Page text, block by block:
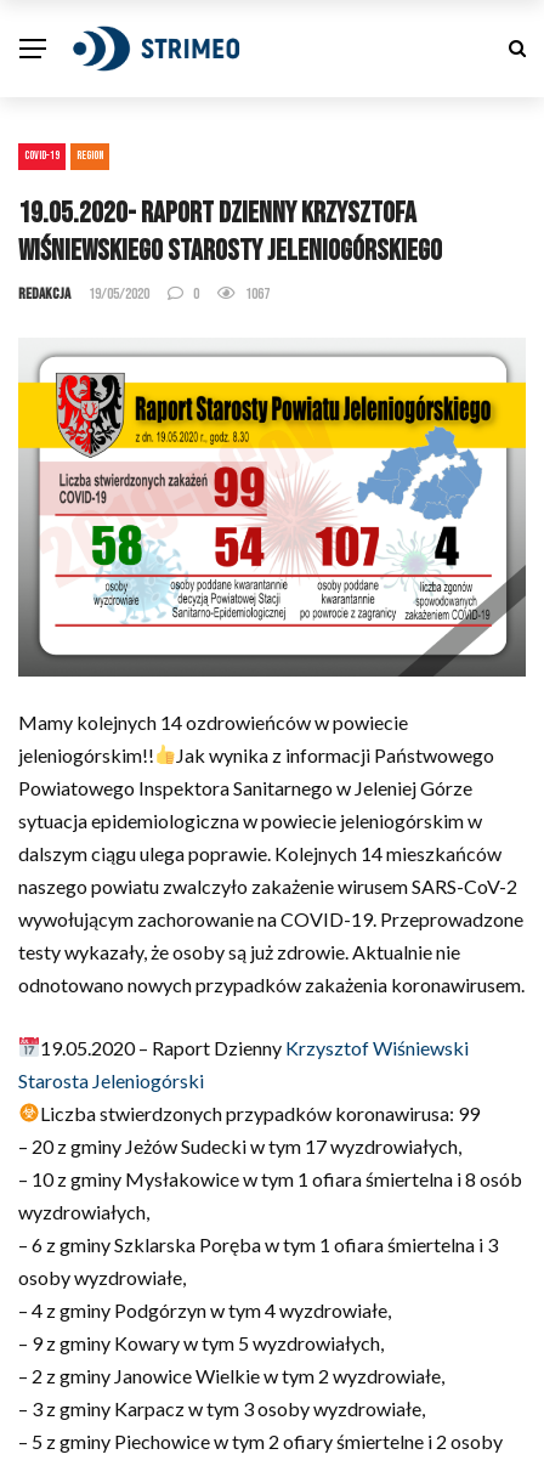
COVID-19 REGION
19.05.2020- Raport dzienny Krzysztofa
Wiśniewskiego Starosty Jeleniogórskiego
Redakcja 19/05/2020 0 1067
Mamy kolejnych 14 ozdrowieńców w powiecie
jeleniogórskim!!
Jak wynika z informacji Państwowego
Powiatowego Inspektora Sanitarnego w Jeleniej Górze
sytuacja epidemiologiczna w powiecie jeleniogórskim w
dalszym ciągu ulega poprawie. Kolejnych 14 mieszkańców
naszego powiatu zwalczyło zakażenie wirusem SARS-CoV-2
wywołującym zachorowanie na COVID-19. Przeprowadzone
testy wykazały, że osoby są już zdrowie. Aktualnie nie
odnotowano nowych przypadków zakażenia koronawirusem.
19.05.2020 – Raport Dzienny Krzysztof Wiśniewski
Starosta Jeleniogórski
Liczba stwierdzonych przypadków koronawirusa: 99
– 20 z gminy Jeżów Sudecki w tym 17 wyzdrowiałych,
– 10 z gminy Mysłakowice w tym 1 ofiara śmiertelna i 8 osób
wyzdrowiałych,
– 6 z gminy Szklarska Poręba w tym 1 ofiara śmiertelna i 3
osoby wyzdrowiałe,
– 4 z gminy Podgórzyn w tym 4 wyzdrowiałe,
– 9 z gminy Kowary w tym 5 wyzdrowiałych,
– 2 z gminy Janowice Wielkie w tym 2 wyzdrowiałe,
– 3 z gminy Karpacz w tym 3 osoby wyzdrowiałe,
– 5 z gminy Piechowice w tym 2 ofiary śmiertelne i 2 osoby